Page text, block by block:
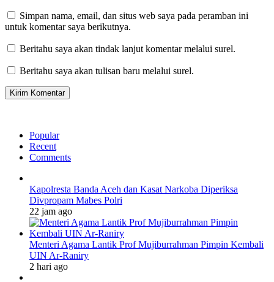
Simpan nama, email, dan situs web saya pada peramban ini
untuk komentar saya berikutnya.
Beritahu saya akan tindak lanjut komentar melalui surel.
Beritahu saya akan tulisan baru melalui surel.
Popular
Recent
Comments
Kapolresta Banda Aceh dan Kasat Narkoba Diperiksa
Divpropam Mabes Polri
22 jam ago
Menteri Agama Lantik Prof Mujiburrahman Pimpin Kembali
UIN Ar-Raniry
2 hari ago